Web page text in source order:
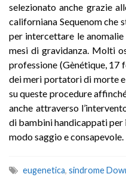
selezionato anche grazie
californiana Sequenom che
per intercettare le
mesi di gravidanza. Molti
professione (Gènétique, 17
dei meri portatori di morte
su queste procedure
anche attraverso
di bambini handicappati
modo saggio e consapevole.
eugenetica, sindrome